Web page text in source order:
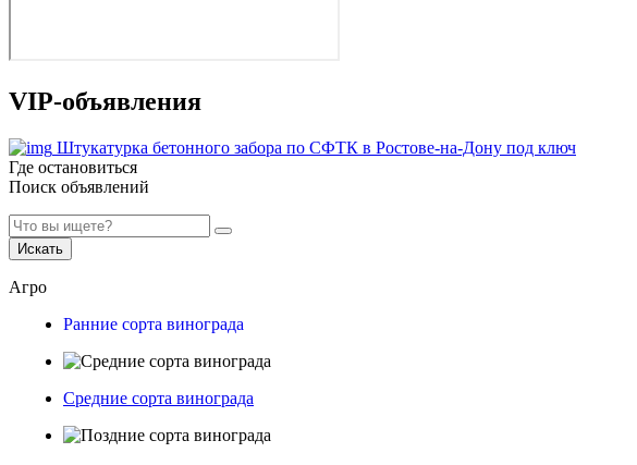
VIP-объявления
Штукатурка бетонного забора по СФТК в Ростове-на-Дону под ключ
Где остановиться
Поиск объявлений
Искать
Агро
Ранние сорта винограда
Средние сорта винограда